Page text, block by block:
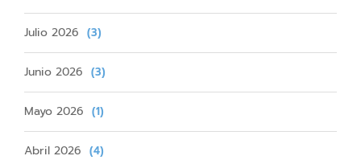
Julio 2026 (3)
Junio 2026 (3)
Mayo 2026 (1)
Abril 2026 (4)